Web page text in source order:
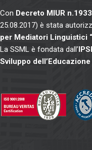
Con Decreto MIUR
25.08.2017) è stata
per Mediatori Linguistici
La SSML è fondata dall’
Sviluppo